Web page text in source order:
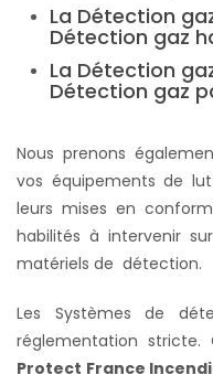
La Détection
Détection gaz
La Détection
Détection gaz
Nous prenons
vos équipements de
leurs mises en
habilités à intervenir
matériels de détection.
Les Systèmes de
réglementation stricte.
Protect France